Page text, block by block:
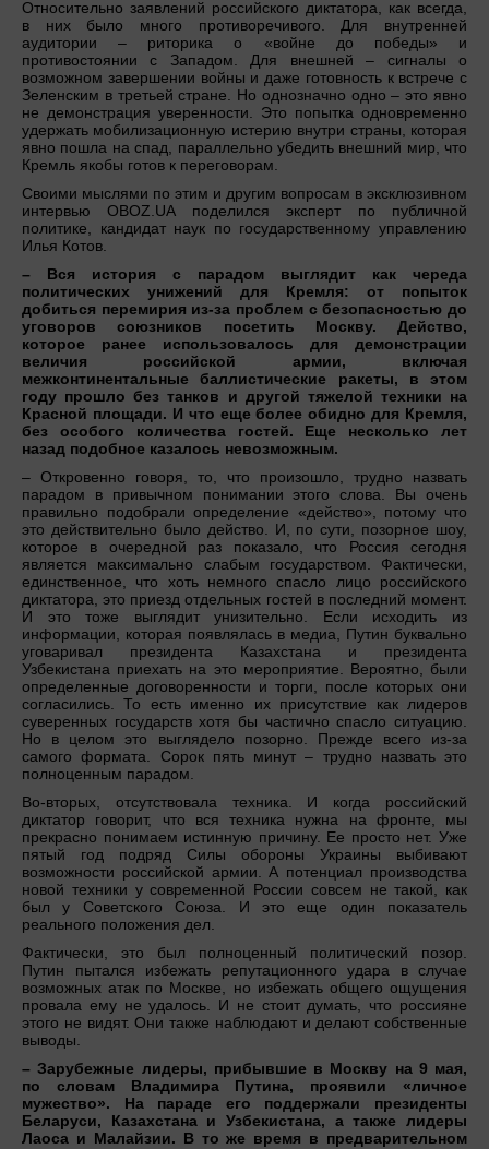
Относительно заявлений российского диктатора, как всегда,
в них было много противоречивого. Для внутренней
аудитории – риторика о «войне до победы» и
противостоянии с Западом. Для внешней – сигналы о
возможном завершении войны и даже готовность к встрече с
Зеленским в третьей стране. Но однозначно одно – это явно
не демонстрация уверенности. Это попытка одновременно
удержать мобилизационную истерию внутри страны, которая
явно пошла на спад, параллельно убедить внешний мир, что
Кремль якобы готов к переговорам.
Своими мыслями по этим и другим вопросам в эксклюзивном
интервью OBOZ.UA поделился эксперт по публичной
политике, кандидат наук по государственному управлению
Илья Котов.
– Вся история с парадом выглядит как череда
политических унижений для Кремля: от попыток
добиться перемирия из-за проблем с безопасностью до
уговоров союзников посетить Москву. Действо,
которое ранее использовалось для демонстрации
величия российской армии, включая
межконтинентальные баллистические ракеты, в этом
году прошло без танков и другой тяжелой техники на
Красной площади. И что еще более обидно для Кремля,
без особого количества гостей. Еще несколько лет
назад подобное казалось невозможным.
– Откровенно говоря, то, что произошло, трудно назвать
парадом в привычном понимании этого слова. Вы очень
правильно подобрали определение «действо», потому что
это действительно было действо. И, по сути, позорное шоу,
которое в очередной раз показало, что Россия сегодня
является максимально слабым государством. Фактически,
единственное, что хоть немного спасло лицо российского
диктатора, это приезд отдельных гостей в последний момент.
И это тоже выглядит унизительно. Если исходить из
информации, которая появлялась в медиа, Путин буквально
уговаривал президента Казахстана и президента
Узбекистана приехать на это мероприятие. Вероятно, были
определенные договоренности и торги, после которых они
согласились. То есть именно их присутствие как лидеров
суверенных государств хотя бы частично спасло ситуацию.
Но в целом это выглядело позорно. Прежде всего из-за
самого формата. Сорок пять минут – трудно назвать это
полноценным парадом.
Во-вторых, отсутствовала техника. И когда российский
диктатор говорит, что вся техника нужна на фронте, мы
прекрасно понимаем истинную причину. Ее просто нет. Уже
пятый год подряд Силы обороны Украины выбивают
возможности российской армии. А потенциал производства
новой техники у современной России совсем не такой, как
был у Советского Союза. И это еще один показатель
реального положения дел.
Фактически, это был полноценный политический позор.
Путин пытался избежать репутационного удара в случае
возможных атак по Москве, но избежать общего ощущения
провала ему не удалось. И не стоит думать, что россияне
этого не видят. Они также наблюдают и делают собственные
выводы.
– Зарубежные лидеры, прибывшие в Москву на 9 мая,
по словам Владимира Путина, проявили «личное
мужество». На параде его поддержали президенты
Беларуси, Казахстана и Узбекистана, а также лидеры
Лаоса и Малайзии. В то же время в предварительном